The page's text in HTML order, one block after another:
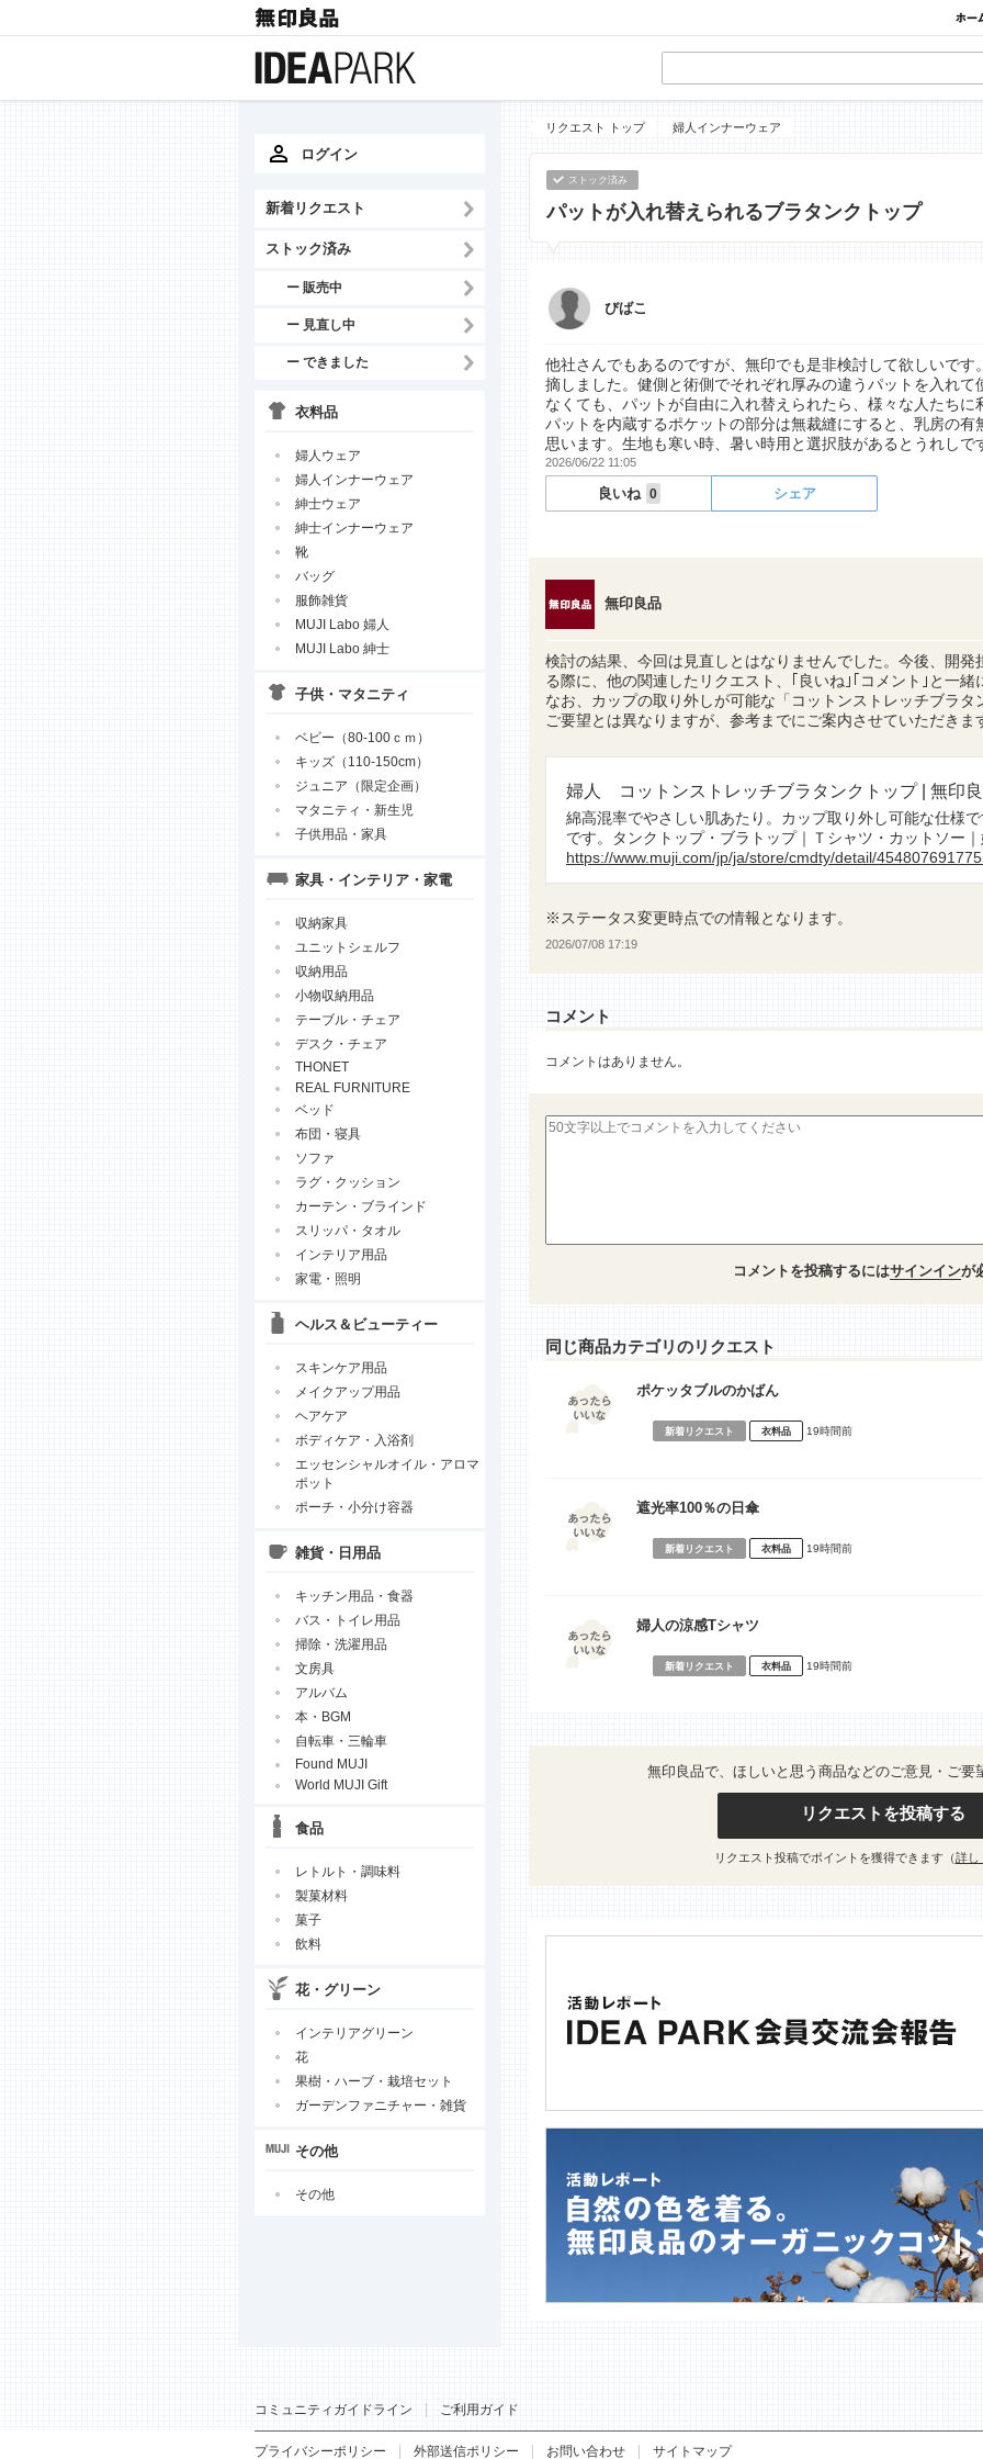
ログイン
新着リクエスト
ストック済み
ー 販売中
ー 見直し中
ー できました
衣料品
婦人ウェア
婦人インナーウェア
紳士ウェア
紳士インナーウェア
靴
バッグ
服飾雑貨
MUJI Labo 婦人
MUJI Labo 紳士
子供・マタニティ
ベビー（80-100ｃｍ）
キッズ（110-150cm）
ジュニア（限定企画）
マタニティ・新生児
子供用品・家具
家具・インテリア・家電
収納家具
ユニットシェルフ
収納用品
小物収納用品
テーブル・チェア
デスク・チェア
THONET
REAL FURNITURE
ベッド
布団・寝具
ソファ
ラグ・クッション
カーテン・ブラインド
スリッパ・タオル
インテリア用品
家電・照明
ヘルス＆ビューティー
スキンケア用品
メイクアップ用品
ヘアケア
ボディケア・入浴剤
エッセンシャルオイル・アロマ
ポット
ポーチ・小分け容器
雑貨・日用品
キッチン用品・食器
バス・トイレ用品
掃除・洗濯用品
文房具
アルバム
本・BGM
自転車・三輪車
Found MUJI
World MUJI Gift
食品
レトルト・調味料
製菓材料
菓子
飲料
花・グリーン
インテリアグリーン
花
果樹・ハーブ・栽培セット
ガーデンファニチャー・雑貨
その他
その他
リクエスト トップ 婦人インナーウェア
ストック済み
パットが入れ替えられるブラタンクトップ
びばこ
他社さんでもあるのですが、無印でも是非検討して欲しいで
摘しました。健側と術側でそれぞれ厚みの違うパットを入れ
なくても、パットが自由に入れ替えられたら、様々な人たち
パットを内蔵するポケットの部分は無裁縫にすると、乳房の
思います。生地も寒い時、暑い時用と選択肢があるとうれしで
2026/06/22 11:05
良いね 0 シェア
無印良品
検討の結果、今回は見直しとはなりませんでした。今後、開
る際に、他の関連したリクエスト、｢良いね｣｢コメント｣と一緒
なお、カップの取り外しが可能な「コットンストレッチブラ
ご要望とは異なりますが、参考までにご案内させていただきま
婦人 コットンストレッチブラタンクトップ | 無印
綿高混率でやさしい肌あたり。カップ取り外し可能な仕様
です。タンクトップ・ブラトップ｜Ｔシャツ・カットソー
https://www.muji.com/jp/ja/store/cmdty/detail/
※ステータス変更時点での情報となります。
2026/07/08 17:19
コメント
コメントはありません。
コメントを投稿するにはサインインが
同じ商品カテゴリのリクエスト
ポケッタブルのかばん
新着リクエスト 衣料品 19時間前
遮光率100％の日傘
新着リクエスト 衣料品 19時間前
婦人の涼感Tシャツ
新着リクエスト 衣料品 19時間前
無印良品で、ほしいと思う商品などのご意見・ご要
リクエストを投稿する
リクエスト投稿でポイントを獲得できます（詳し
コミュニティガイドライン ご利用ガイド
プライバシーポリシー 外部送信ポリシー お問い合わせ サイトマップ